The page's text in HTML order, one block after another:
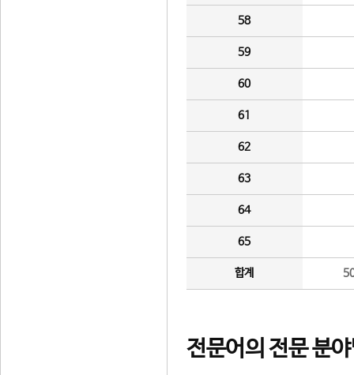
58
59
60
61
62
63
64
65
합계
전문어의 전문 분